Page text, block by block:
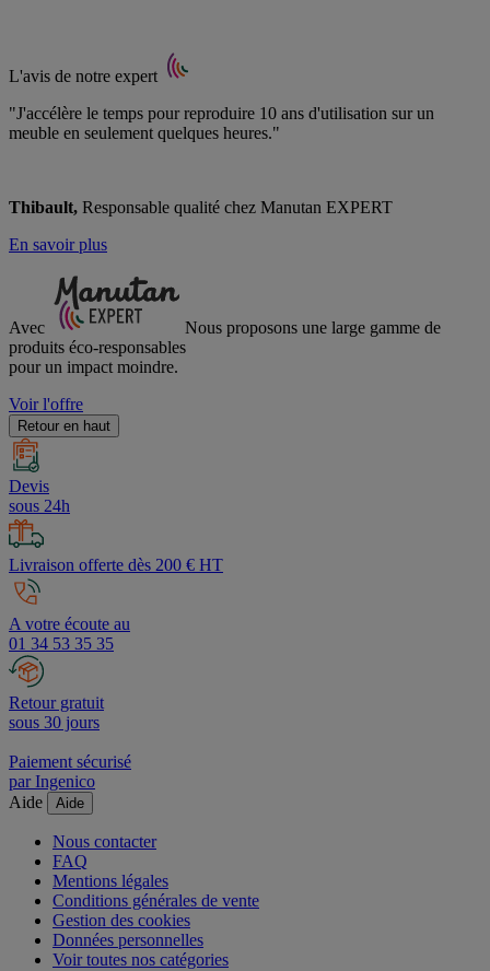
L'avis de notre expert
"J'accélère le temps pour reproduire 10 ans d'utilisation sur un
meuble en seulement quelques heures."
Thibault, Responsable qualité chez Manutan EXPERT
En savoir plus
Avec
Nous proposons une large gamme de
produits éco-responsables
pour un impact moindre.
Voir l'offre
Retour en haut
Devis
sous 24h
Livraison offerte dès 200 € HT
A votre écoute au
01 34 53 35 35
Retour gratuit
sous 30 jours
Paiement sécurisé
par Ingenico
Aide
Aide
Nous contacter
FAQ
Mentions légales
Conditions générales de vente
Gestion des cookies
Données personnelles
Voir toutes nos catégories